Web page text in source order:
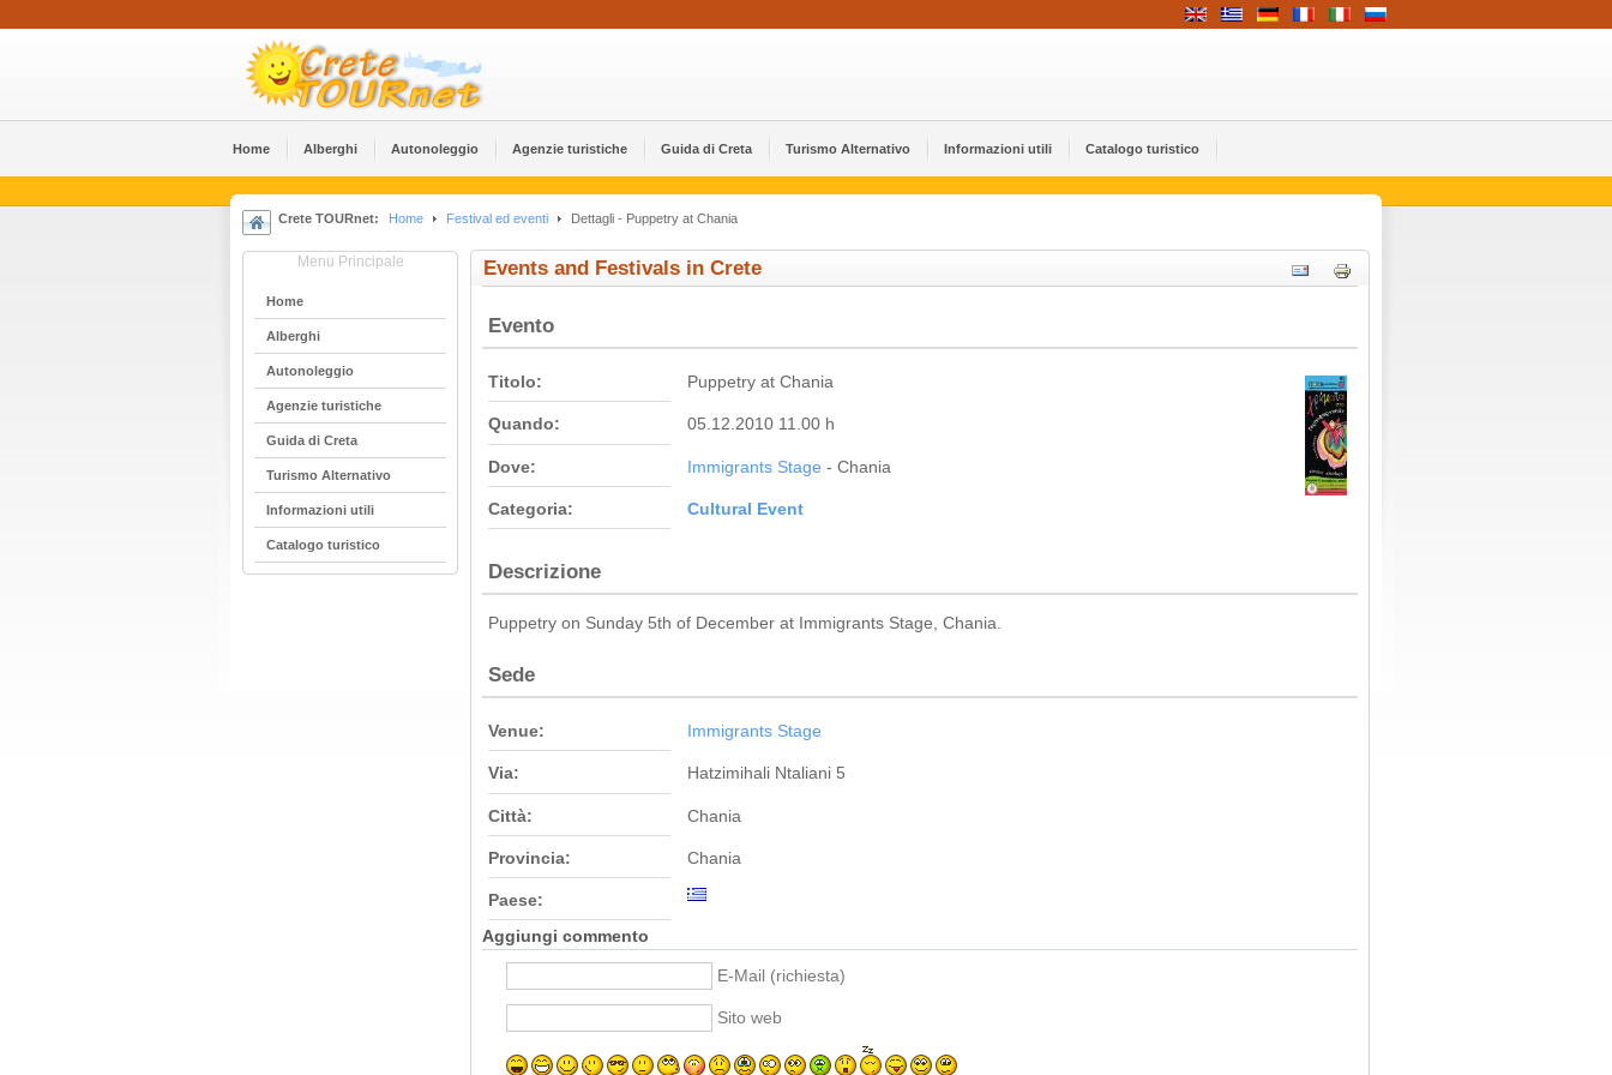
Home Alberghi Αutonoleggio Agenzie turistiche Guida di Creta Turismo Alternativo Informazioni utili Catalogo turistico
Crete TOURnet: Home Festival ed eventi Dettagli - Puppetry at Chania
Menu Principale
Home
Alberghi
Αutonoleggio
Agenzie turistiche
Guida di Creta
Turismo Alternativo
Informazioni utili
Catalogo turistico
Events and Festivals in Crete
Evento
Titolo: Puppetry at Chania
Quando: 05.12.2010 11.00 h
Dove: Immigrants Stage - Chania
Categoria: Cultural Event
Descrizione
Puppetry on Sunday 5th of December at Immigrants Stage, Chania.
Sede
Venue: Immigrants Stage
Via: Hatzimihali Ntaliani 5
Città: Chania
Provincia: Chania
Paese:
Aggiungi commento
E-Mail (richiesta)
Sito web